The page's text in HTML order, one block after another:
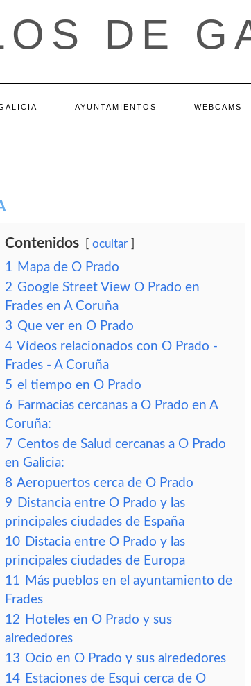
DE
AYUNTAMIENTOS WEBCAMS
Contenidos ocultar
1 Mapa de O Prado
2 Google Street View O Prado en
Frades en A Coruña
3 Que ver en O Prado
4 Vídeos relacionados con O Prado -
Frades - A Coruña
5 el tiempo en O Prado
6 Farmacias cercanas a O Prado en A
Coruña:
7 Centos de Salud cercanas a O Prado
en Galicia:
8 Aeropuertos cerca de O Prado
9 Distancia entre O Prado y las
principales ciudades de España
10 Distacia entre O Prado y las
principales ciudades de Europa
11 Más pueblos en el ayuntamiento de
Frades
12 Hoteles en O Prado y sus
alrededores
13 Ocio en O Prado y sus alrededores
14 Estaciones de Esqui cerca de O